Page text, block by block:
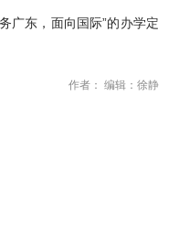
广东，面向国际”的办学定
作者： 编辑：徐静